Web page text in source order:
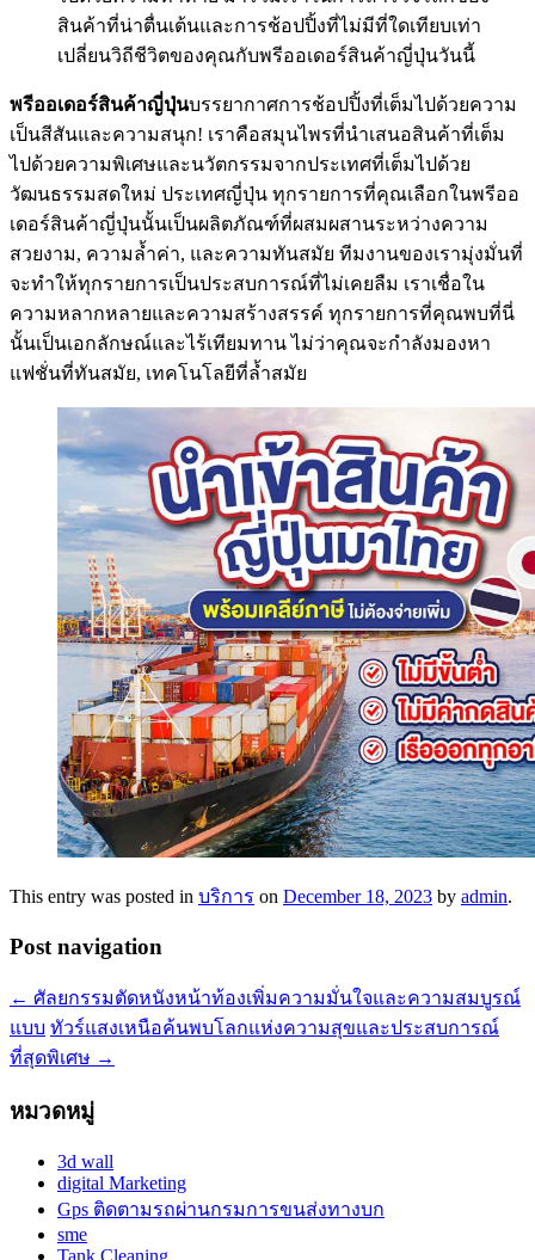
สินค้าที่น่าตื่นเต้นและการช้อปปิ้งที่ไม่มีที่ใดเทียบเท่า
เปลี่ยนวิถีชีวิตของคุณกับพรีออเดอร์สินค้าญี่ปุ่นวันนี้
พรีออเดอร์สินค้าญี่ปุ่นบรรยากาศการช้อปปิ้งที่เต็มไปด้วยความ
เป็นสีสันและความสนุก! เราคือสมุนไพรที่นำเสนอสินค้าที่เต็ม
ไปด้วยความพิเศษและนวัตกรรมจากประเทศที่เต็มไปด้วย
วัฒนธรรมสดใหม่ ประเทศญี่ปุ่น ทุกรายการที่คุณเลือกในพรีออ
เดอร์สินค้าญี่ปุ่นนั้นเป็นผลิตภัณฑ์ที่ผสมผสานระหว่างความ
สวยงาม, ความล้ำค่า, และความทันสมัย ทีมงานของเรามุ่งมั่นที่
จะทำให้ทุกรายการเป็นประสบการณ์ที่ไม่เคยลืม เราเชื่อใน
ความหลากหลายและความสร้างสรรค์ ทุกรายการที่คุณพบที่นี่
นั้นเป็นเอกลักษณ์และไร้เทียมทาน ไม่ว่าคุณจะกำลังมองหา
แฟชั่นที่ทันสมัย, เทคโนโลยีที่ล้ำสมัย
This entry was posted in บริการ on December 18, 2023 by admin.
Post navigation
← ศัลยกรรมตัดหนังหน้าท้องเพิ่มความมั่นใจและความสมบูรณ์
แบบ ทัวร์แสงเหนือค้นพบโลกแห่งความสุขและประสบการณ์
ที่สุดพิเศษ →
หมวดหมู่
3d wall
digital Marketing
Gps ติดตามรถผ่านกรมการขนส่งทางบก
sme